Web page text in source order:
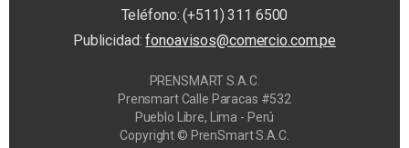
Teléfono: (+511) 311 6500
Publicidad:fonoavisos@comercio.com.pe
PRENSMART S.A.C.
Prensmart Calle Paracas #532
Pueblo Libre, Lima - Perú
Copyright © PrenSmart S.A.C.